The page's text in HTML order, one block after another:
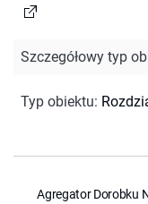
Szczegółowy typ
Typ obiektu:
Agregator Dorobku